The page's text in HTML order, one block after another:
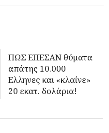
ΠΩΣ ΕΠΕΣΑΝ θύματα
απάτης 10.000
Ελληνες και «κλαίνε»
20 εκατ. δολάρια!